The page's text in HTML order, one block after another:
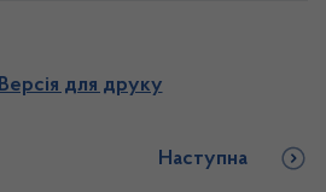
Версія для друку
Наступна